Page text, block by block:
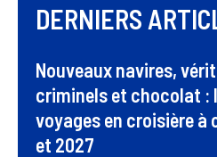
DERNIERS
Nouveaux navires,
criminels et chocolat :
voyages en croisière à
et 2027